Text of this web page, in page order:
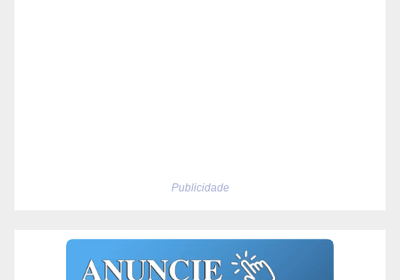
Publicidade